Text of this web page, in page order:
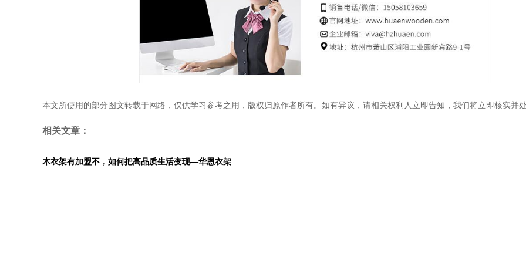
本文所使用的部分图文转载于网络，仅供学习参考之用，版权归原作者所有。如有异议，请相关权利人立即告知，我们将立即核实并
相关文章：
木衣架有加盟不，如何把高品质生活变现—华恩衣架